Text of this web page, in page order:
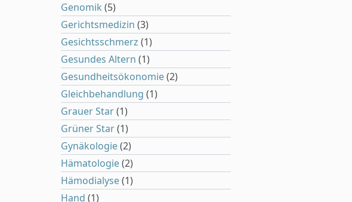
Genomik (5)
Gerichtsmedizin (3)
Gesichtsschmerz (1)
Gesundes Altern (1)
Gesundheitsökonomie(2)
Gleichbehandlung (1)
Grauer Star(1)
Grüner Star(1)
Gynäkologie(2)
Hämatologie(2)
Hämodialyse(1)
Hand (1)